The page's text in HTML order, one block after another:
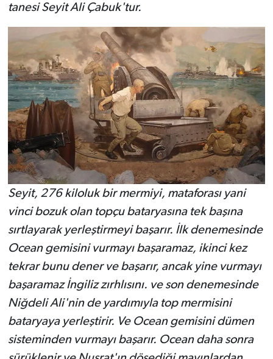
tanesi Seyit Ali Çabuk'tur.
Seyit, 276 kiloluk bir mermiyi, mataforası yani
vinci bozuk olan topçu bataryasına tek başına
sırtlayarak yerleştirmeyi başarır. İlk denemesinde
Ocean gemisini vurmayı başaramaz, ikinci kez
tekrar bunu dener ve başarır, ancak yine vurmayı
başaramaz İngiliz zırhlısını. ve son denemesinde
Niğdeli Ali'nin de yardımıyla top mermisini
bataryaya yerleştirir. Ve Ocean gemisini dümen
sisteminden vurmayı başarır. Ocean daha sonra